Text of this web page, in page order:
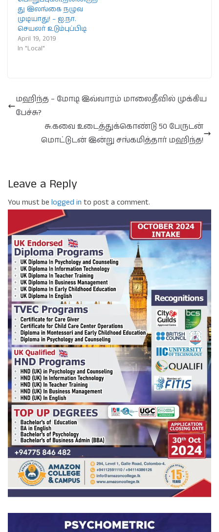
து இலங்கை நழுவ
முடியாது! – ஐ.நா.
செயலர் உடும்புப்பிடி
April 19, 2019
In "Local"
மஹிந்த – மோடி இவ்வாரம் மாலைதீவில் முக்கிய
பேச்சு?
சு.கவை உடைத்துக்கொண்டு 50 பேருடன்
மொட்டுடன் இன்று சங்கமித்தார் மஹிந்த!
Leave a Reply
You must be logged in to post a comment.